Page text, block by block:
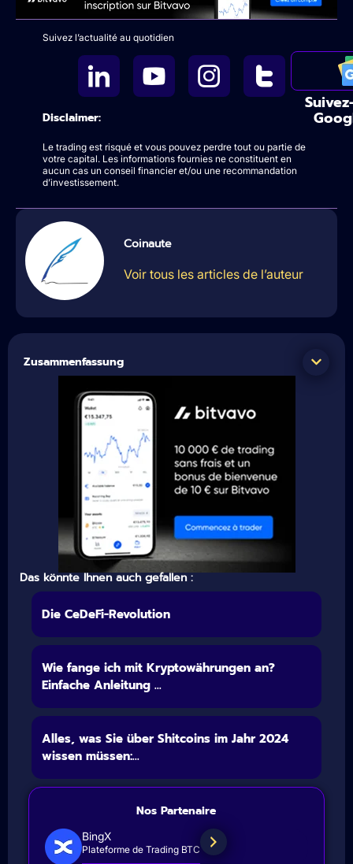
Suivez l’actualité au quotidien
Disclaimer:
Le trading est risqué et vous pouvez perdre tout ou partie de
votre capital. Les informations fournies ne constituent en
aucun cas un conseil financier et/ou une recommandation
d’investissement.
Coinaute
Voir tous les articles de l’auteur
Zusammenfassung
Das könnte Ihnen auch gefallen :
Die CeDeFi-Revolution
Wie fange ich mit Kryptowährungen an?
Einfache Anleitung ...
Alles, was Sie über Shitcoins im Jahr 2024
wissen müssen:...
Nos Partenaire
BingX
Plateforme de Trading BTC